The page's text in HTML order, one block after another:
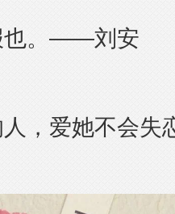
也。——刘安
，爱她不会失